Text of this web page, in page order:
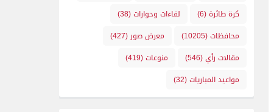
كرة طائرة(6) لقاءات وحوارات(38)
محافظات(10205) معرض صور (427)
مقالات رأي(546) منوعات(419)
مواعيد المباريات(32)